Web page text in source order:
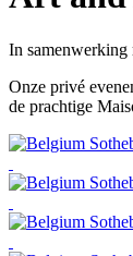
In samenwerking
Onze privé
de prachtige